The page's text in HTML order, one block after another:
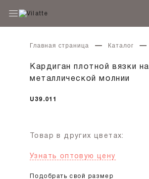
Главная страница Каталог
Кардиган плотной вязки на
металлической молнии
U39.011
Товар в других цветах:
Узнать оптовую цену
Подобрать свой размер